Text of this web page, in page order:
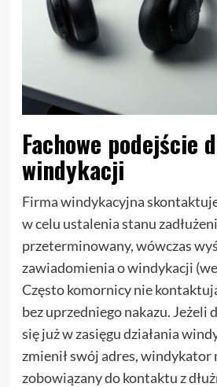
Fachowe podejście
windykacji
Firma windykacyjna
w celu ustalenia stanu
przeterminowany, wówczas
zawiadomienia o windykacji
Często komornicy nie
bez uprzedniego nakazu. Jeżeli
się już w zasięgu działania
zmienił swój adres, windykator
zobowiązany do kontaktu z